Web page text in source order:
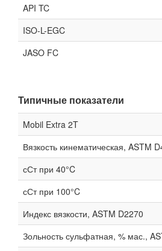
API TC
ISO-L-EGC
JASO FC
Типичные показатели
Mobil Extra 2T
Вязкость кинематическая, ASTM
сСт при 40°C
сСт при 100°C
Индекс вязкости, ASTM D2270
Зольность сульфатная, % мас.,